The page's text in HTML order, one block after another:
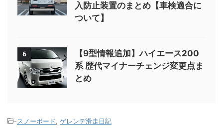
入防止装置のまとめ【車検適合に
ついて】
6
【9型情報追加】ハイエース200
系 歴代マイナーチェンジ変更点ま
とめ
-スノーボード ゲレンデ滑走日記